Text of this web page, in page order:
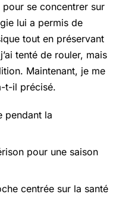
se concentrer sur
lui a permis de
tout en préservant
tenté de rouler, mais
Maintenant, je me
t-il précisé.
pendant la
pour une saison
centrée sur la santé